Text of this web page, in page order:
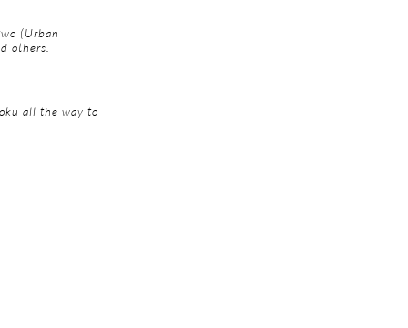
(Urban
others.
all the way to